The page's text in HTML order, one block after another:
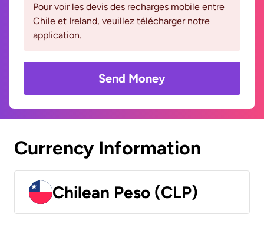
Pour voir les devis des recharges mobile entre
Chile et Ireland, veuillez télécharger notre
application.
Send Money
Currency Information
Chilean Peso (CLP)